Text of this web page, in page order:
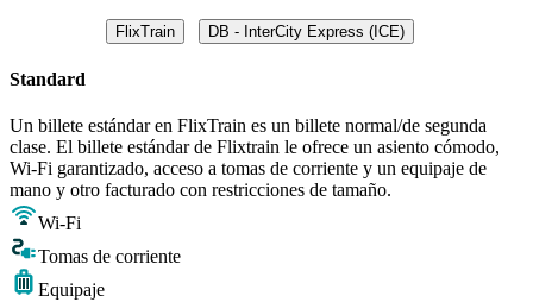
FlixTrain DB - InterCity Express (ICE)
Standard
Un billete estándar en FlixTrain es un billete normal/de segunda
clase. El billete estándar de Flixtrain le ofrece un asiento cómodo,
Wi-Fi garantizado, acceso a tomas de corriente y un equipaje de
mano y otro facturado con restricciones de tamaño.
Wi-Fi
Tomas de corriente
Equipaje